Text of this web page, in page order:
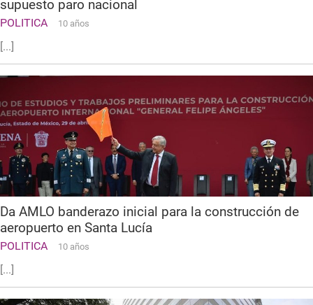
supuesto paro nacional
POLITICA 10 años
[...]
Da AMLO banderazo inicial para la construcción de
aeropuerto en Santa Lucía
POLITICA 10 años
[...]